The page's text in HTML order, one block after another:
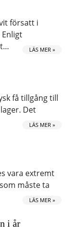
försatt i
LÄS MER »
få tillgång till
Det
LÄS MER »
vara extremt
måste ta
LÄS MER »
i år